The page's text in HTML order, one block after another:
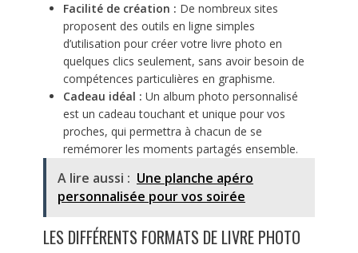
Facilité de création : De nombreux sites
proposent des outils en ligne simples
d’utilisation pour créer votre livre photo en
quelques clics seulement, sans avoir besoin de
compétences particulières en graphisme.
Cadeau idéal : Un album photo personnalisé
est un cadeau touchant et unique pour vos
proches, qui permettra à chacun de se
remémorer les moments partagés ensemble.
A lire aussi : Une planche apéro
personnalisée pour vos soirée
LES DIFFÉRENTS FORMATS DE LIVRE PHOTO